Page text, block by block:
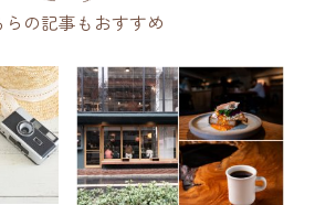
らの記事もおすすめ